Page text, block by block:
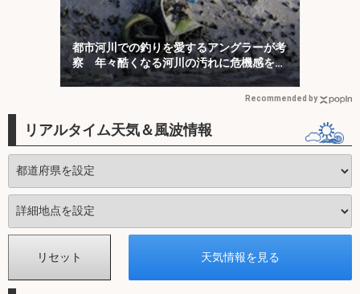
都市河川での釣りを愛するアングラーが考
察 年々酷くなる河川の汚れに危機感を持
とう
Recommended by
リアルタイム天気＆風波情報